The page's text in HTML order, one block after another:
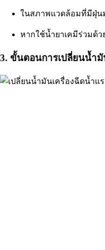
ในสภาพแวดล้อมที่มีฝุ่น
หากใช้น้ำยาเคมีร่วมด้
3. ขั้นตอนการเปลี่ยนน้ำ